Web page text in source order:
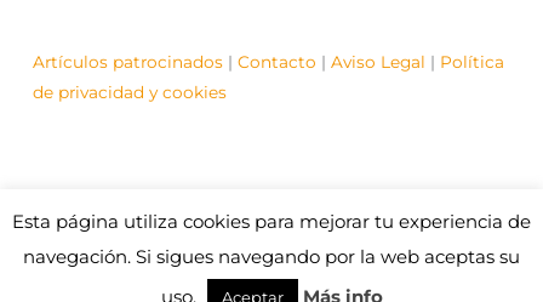
Artículos patrocinados |Contacto |Aviso Legal | Política
de privacidad y cookies
© Contenidos bajo licencia Creative Commons (CC)
1995-2021 Medios y Redes online. Otros contenidos se
Esta página utiliza cookies para mejorar tu experiencia de
navegación. Si sigues navegando por la web aceptas su
uso.
Aceptar Más info